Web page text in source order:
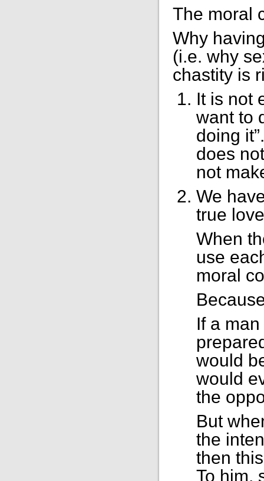
The moral
Why
(i.e. why
chastity is
It is not
want to
doing
does
not
We
true
When
use
moral
If a
would
would
the
But
the
then
To him,